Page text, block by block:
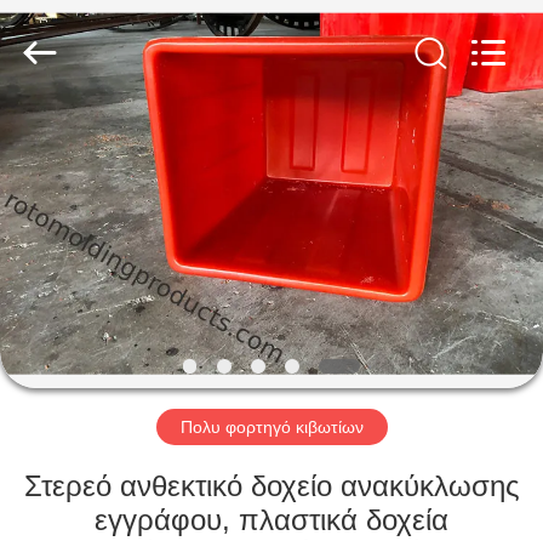
ΣΠΊΤΙ
ΠΡΟΪΌΝΤΑ
ΒΊΝΤΕΟ
ΠΕΡΊΠΟΥ
ΕΜΕΊΣ
ΓΎΡΟΣ
ΕΡΓΟΣΤΑΣΊΩΝ
Plastics
CO.,
ltd.
All
Reserved.
Πολυ φορτηγό κιβωτίων
Στερεό ανθεκτικό δοχείο ανακύκλωσης
εγγράφου, πλαστικά δοχεία